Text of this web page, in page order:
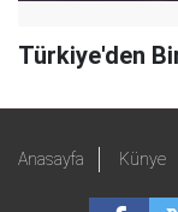
Türkiye'den
Anasayfa Künye